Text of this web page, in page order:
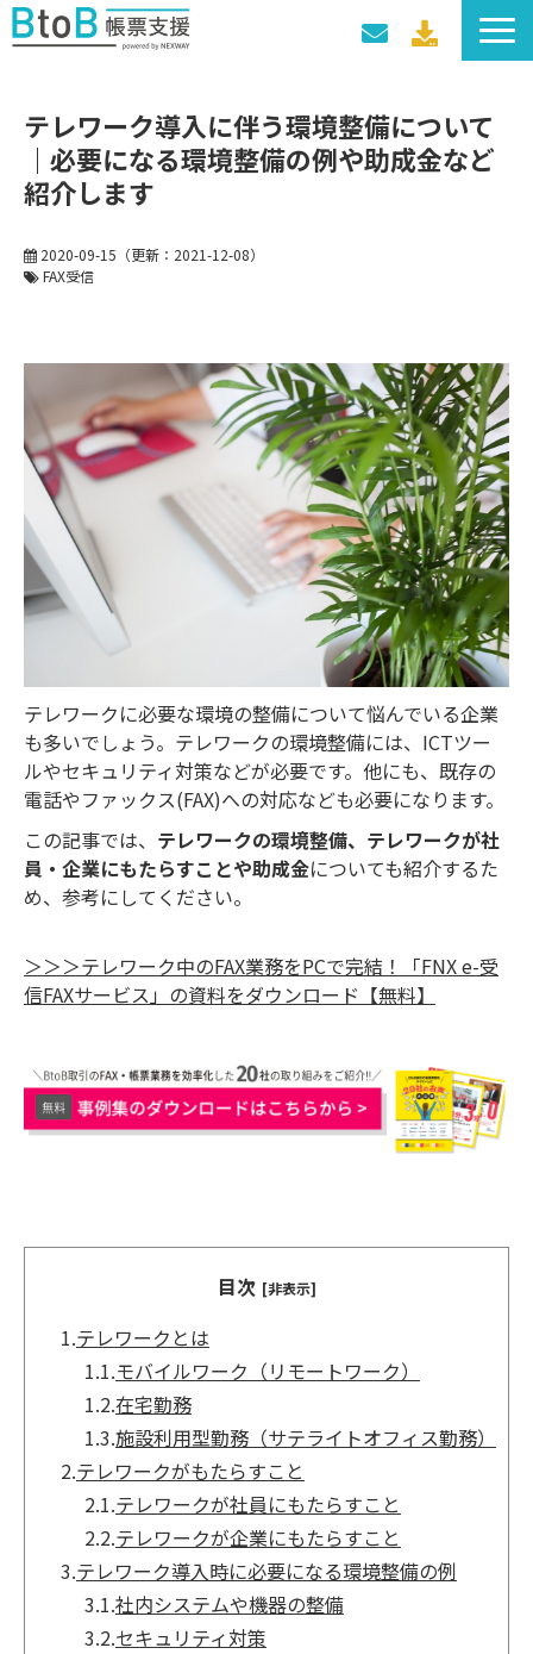
導入事例
料金プラン
テレワーク導入に伴う環境整備について
｜必要になる環境整備の例や助成金など
紹介します
2020-09-15 （更新： 2021-12-08）
FAX受信
テレワークに必要な環境の整備について悩んでいる企業
も多いでしょう。テレワークの環境整備には、ICTツー
ルやセキュリティ対策などが必要です。他にも、既存の
電話やファックス(FAX)への対応なども必要になります。
この記事では、 テレワークの環境整備、テレワークが社
員・企業にもたらすことや助成金についても紹介するた
め、参考にしてください。
＞＞＞テレワーク中のFAX業務をPCで完結！「FNX e-受
信FAXサービス」の資料をダウンロード【無料】
目次 [非表示]
1.テレワークとは
1.1.モバイルワーク（リモートワーク）
1.2.在宅勤務
1.3.施設利用型勤務（サテライトオフィス勤務）
2.テレワークがもたらすこと
2.1.テレワークが社員にもたらすこと
2.2.テレワークが企業にもたらすこと
3.テレワーク導入時に必要になる環境整備の例
3.1.社内システムや機器の整備
3.2.セキュリティ対策